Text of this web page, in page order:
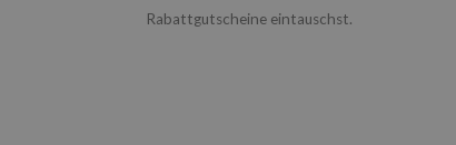
Rabattgutscheine eintauschst.